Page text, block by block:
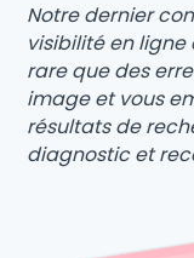
Notre dernier
visibilité en ligne
rare que des
image et vous
résultats de
diagnostic et